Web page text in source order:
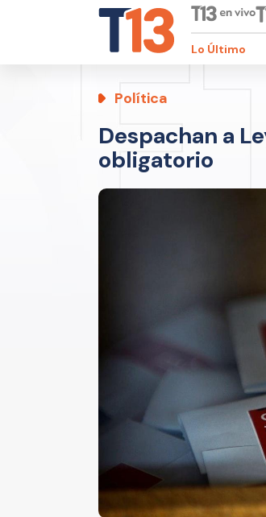
Lo Último
Política
Despachan a
obligatorio